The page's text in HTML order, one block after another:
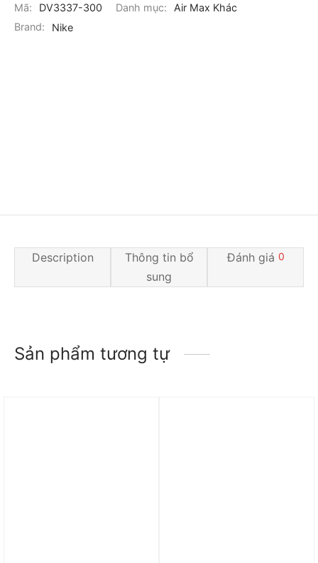
Mã: DV3337-300 Danh mục:
Air Max Khác
Brand:
Nike
Description
Thông tin bổ
sung
Đánh giá 0
Sản phẩm tương tự